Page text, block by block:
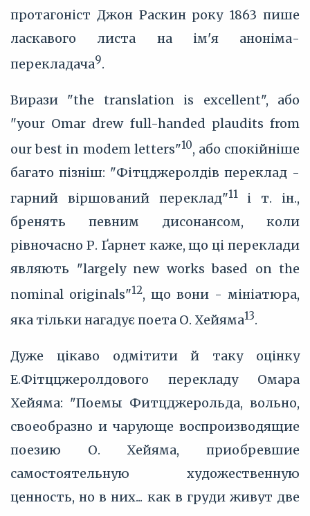
протагоніст Джон Раскин року 1863 пише
ласкавого листа на ім'я аноніма-
перекладача9.
Вирази "the translation is excellent", або
"your Omar drew full-handed plaudits from
our best in modem letters"10, або спокійніше
багато пізніш: "Фітцджеролдів переклад -
гарний віршований переклад"11і т. ін.,
бренять певним дисонансом, коли
рівночасно Р. Ґарнет каже, що ці переклади
являють "largely new works based on the
nominal originals"12, що вони - мініатюра,
яка тільки нагадує поета О. Хейяма13.
Дуже цікаво одмітити й таку оцінку
Е.Фітццжеролдового перекладу Омара
Хейяма: "Поемы Фитцджерольда, вольно,
своеобразно и чарующе воспроизводящие
поезию О. Хейяма, приобревшие
самостоятельную художественную
ценность, но в них... как в груди живут две